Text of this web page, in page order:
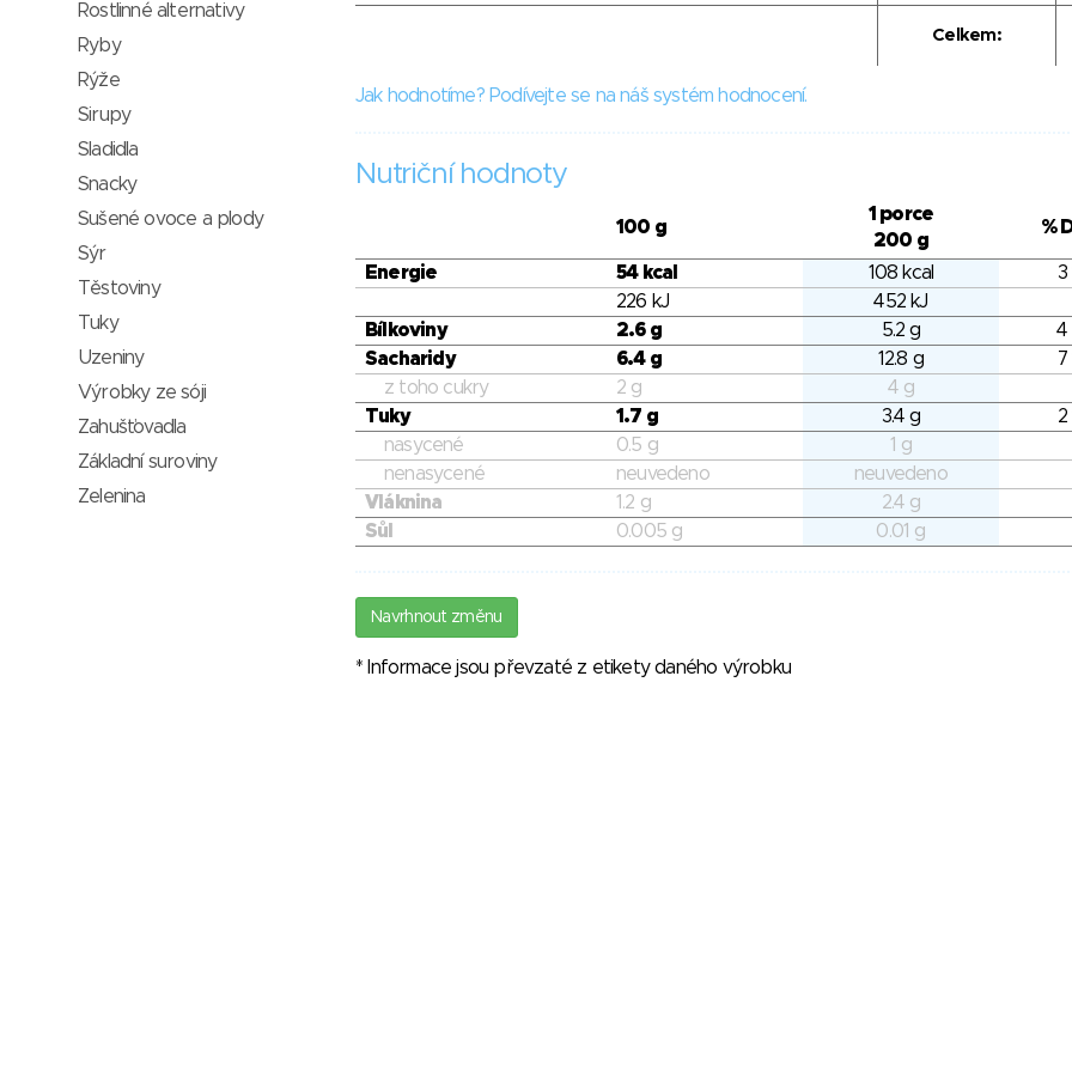
Celkem:
Jak hodnotíme? Podívejte se na náš systém hodnocení.
Nutriční hodnoty
100 g
1 porce
200 g
%
Energie 54 kcal 108 kcal
3
226 kJ
452 kJ
Bílkoviny
2.6 g 5.2 g
4
Sacharidy
6.4 g 12.8 g
7
z toho cukry
2 g
4 g
Tuky
1.7 g 3.4 g
2
nasycené
0.5 g
1 g
nenasycené
neuvedeno
neuvedeno
Vláknina
1.2 g
2.4 g
Sůl
0.005 g 0.01 g
Navrhnout změnu
* Informace jsou převzaté z etikety daného výrobku
Rostlinné alternativy
Ryby
Rýže
Sirupy
Sladidla
Snacky
Sušené ovoce a plody
Sýr
Těstoviny
Tuky
Uzeniny
Výrobky ze sóji
Zahušťovadla
Základní suroviny
Zelenina